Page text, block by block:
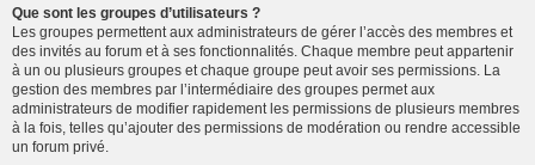
Que sont les groupes d’utilisateurs ?
Les groupes permettent aux administrateurs de gérer l’accès des membres et
des invités au forum et à ses fonctionnalités. Chaque membre peut appartenir
à un ou plusieurs groupes et chaque groupe peut avoir ses permissions. La
gestion des membres par l’intermédiaire des groupes permet aux
administrateurs de modifier rapidement les permissions de plusieurs membres
à la fois, telles qu’ajouter des permissions de modération ou rendre accessible
un forum privé.